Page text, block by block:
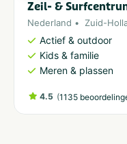
Zeil- &
Nederland Zuid-
Actief & outdoor
Kids & familie
Meren & plassen
4.5 (1135